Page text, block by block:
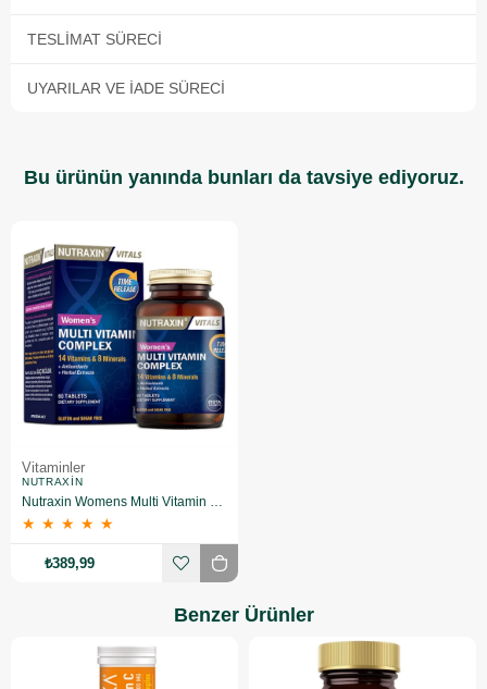
TESLIMAT SÜRECI
UYARILAR VE İADE SÜRECI
Bu ürünün yanında bunları da tavsiye ediyoruz.
Vitaminler
NUTRAXIN
★ ★ ★ ★ ★
₺389,99
Benzer Ürünler